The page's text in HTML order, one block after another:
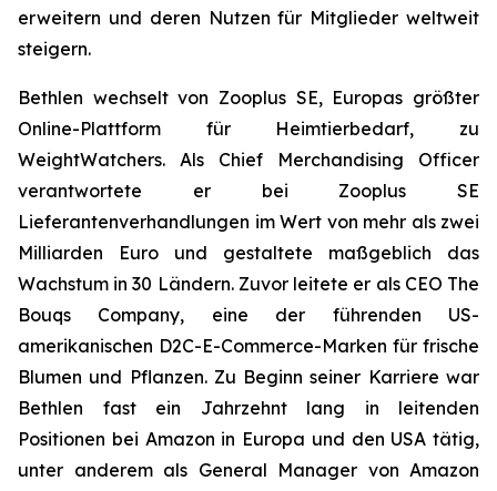
erweitern und deren Nutzen für Mitglieder weltweit
steigern.
Bethlen wechselt von Zooplus SE, Europas größter
Online-Plattform für Heimtierbedarf, zu
WeightWatchers. Als Chief Merchandising Officer
verantwortete er bei Zooplus SE
Lieferantenverhandlungen im Wert von mehr als zwei
Milliarden Euro und gestaltete maßgeblich das
Wachstum in 30 Ländern. Zuvor leitete er als CEO The
Bouqs Company, eine der führenden US-
amerikanischen D2C-E-Commerce-Marken für frische
Blumen und Pflanzen. Zu Beginn seiner Karriere war
Bethlen fast ein Jahrzehnt lang in leitenden
Positionen bei Amazon in Europa und den USA tätig,
unter anderem als General Manager von Amazon